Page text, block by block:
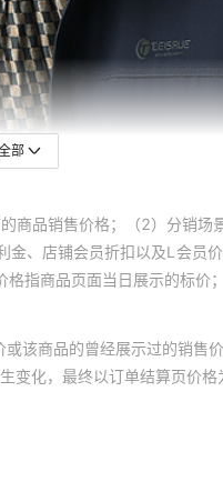
部
商品销售价格；（2）分销
、店铺会员折扣以及L会
指商品页面当日展示的标价
该商品的曾经展示过的销售
化，最终以订单结算页价格